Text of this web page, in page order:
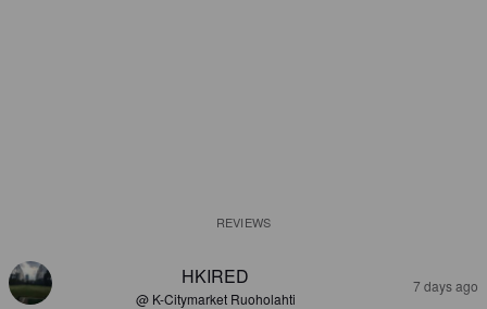
REVIEWS
HKIRED
@ K-Citymarket Ruoholahti
7 days ago